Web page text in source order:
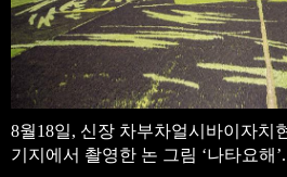
8월18일, 신장 차부차얼시바이자치
기지에서 촬영한 논 그림 ‘나타요해’.